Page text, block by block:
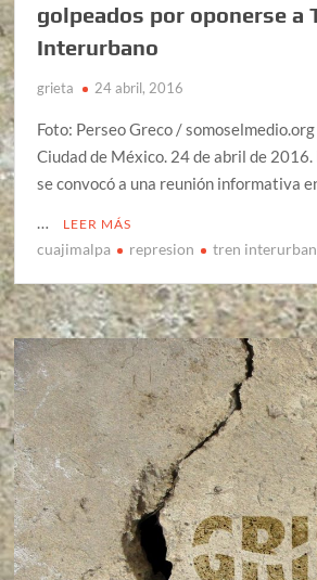
golpeados por oponerse a
Interurbano
grieta 24 abril, 2016
Foto: Perseo Greco /
Ciudad de México. 24 de abril de 2016.
se convocó a una reunión informativa
…
LEER MÁS
cuajimalpa represion tren